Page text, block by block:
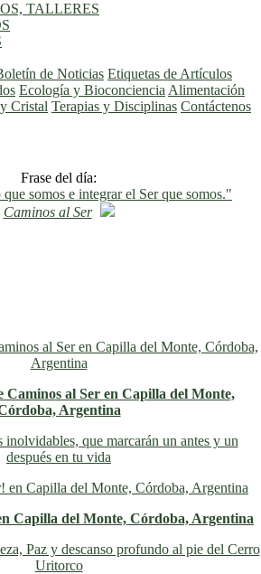
TALLERES
de Noticias Etiquetas de Artículos
Ecología y Bioconciencia Alimentación
Cristal Terapias y Disciplinas Contáctenos
Frase del día:
somos e integrar el Ser que somos."
Caminos al Ser
al Ser en Capilla del Monte,
Argentina
inolvidables, que marcarán un antes y un
después en tu vida
Capilla del Monte, Córdoba, Argentina
Paz y descanso profundo al pie del Cerro
Uritorco